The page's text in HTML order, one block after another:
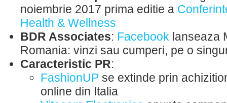
noiembrie 2017 prima editie a
Health & Wellness
BDR Associates: Facebook lanseaza
Romania: vinzi sau cumperi, pe o
Caracteristic PR:
FashionUP se extinde prin
online din Italia